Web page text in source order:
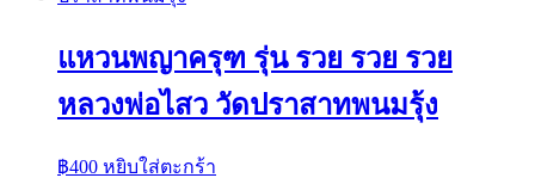
แหวนพญาครุฑ รุ่น รวย รวย รวย
หลวงพ่อไสว วัดปราสาทพนมรุ้ง
฿400 หยิบใส่ตะกร้า